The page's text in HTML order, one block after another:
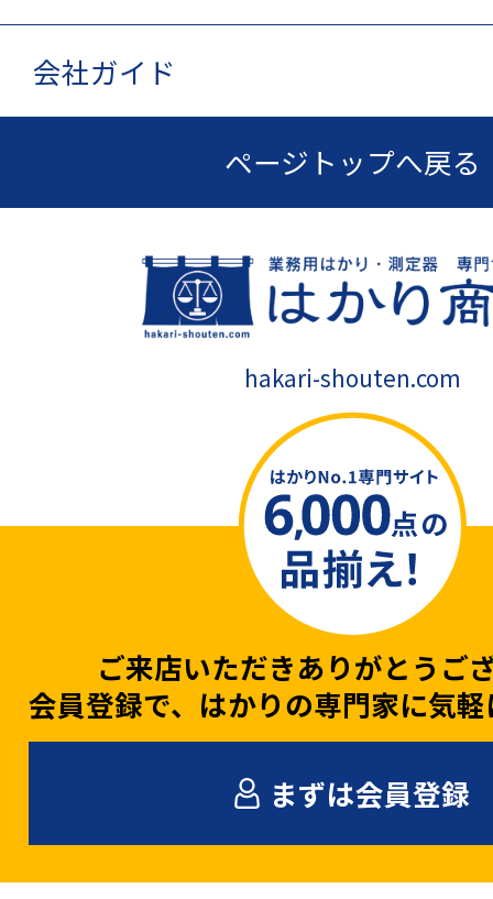
ご来店いただきありがとうご
会員登録で、はかりの専門家に気
まずは会員登録
会社ガイド
ページトップへ戻る
hakari-shouten.com